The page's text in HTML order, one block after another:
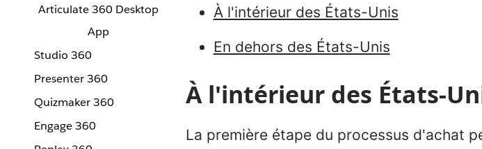
Articulate 360 Desktop
App
Studio 360
Presenter 360
Quizmaker 360
Engage 360
À l'intérieur des États-Unis
En dehors des États-Unis
À l'intérieur des États-
La première étape du processus d'achat